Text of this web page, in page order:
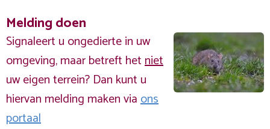
Melding doen
Signaleert u ongedierte in uw
omgeving, maar betreft hetniet
uw eigen terrein? Dan kunt u
hiervan melding maken viaons
portaal